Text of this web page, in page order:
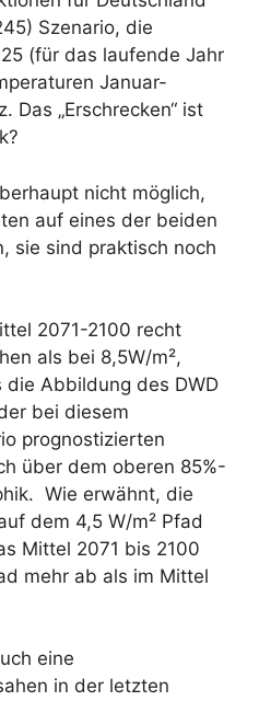
Szenario, die
(für das laufende Jahr
Januar-
Das „Erschrecken“ ist
nicht möglich,
auf eines der beiden
sie sind praktisch noch
2071-2100 recht
als bei 8,5W/m²,
Abbildung des DWD
bei diesem
prognostizierten
über dem oberen 85%-
Wie erwähnt, die
dem 4,5 W/m² Pfad
Mittel 2071 bis 2100
mehr ab als im Mittel
eine
in der letzten